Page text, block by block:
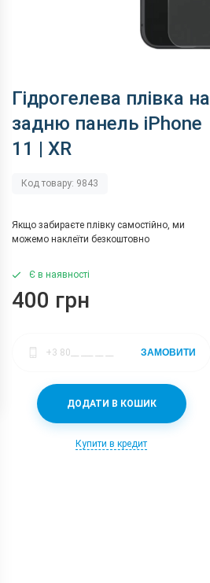
Гідрогелева плівка на
задню панель iPhone
11 | XR
Код товару: 9843
Якщо забираєте плівку самостійно, ми
можемо наклеїти безкоштовно
Є в наявності
400 грн
ДОДАТИ В КОШИК
Купити в кредит
ЗАМОВИТИ